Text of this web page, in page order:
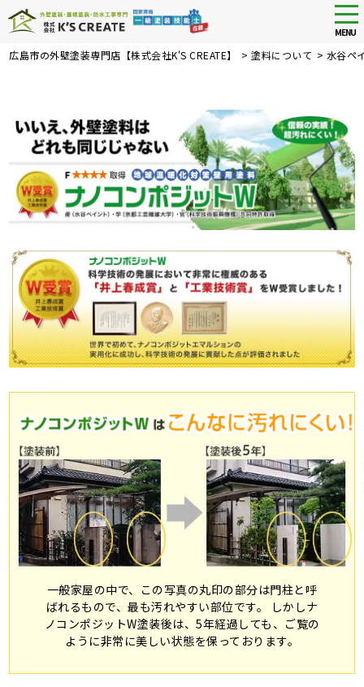
Skip
MENU
広島市の外壁塗装専門店【株式会社K'S CREATE】 >塗料について > 水谷ペ
一般家屋の中で、この写真の丸印の部分は門柱と呼
ばれるもので、最も汚れやすい部位です。 しかしナ
ノコンポジットW塗装後は、5年経過しても、ご覧の
ように非常に美しい状態を保っております。